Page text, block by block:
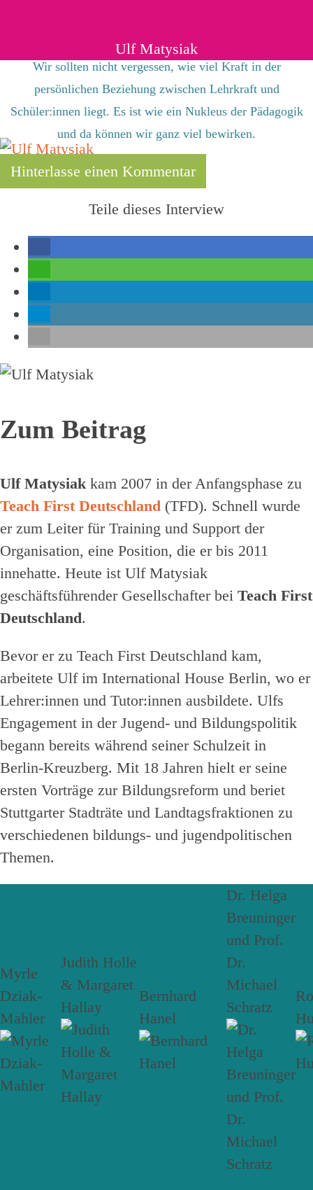
Ulf Matysiak
Wir sollten nicht vergessen, wie viel Kraft in der
persönlichen Beziehung zwischen Lehrkraft und
Schüler:innen liegt. Es ist wie ein Nukleus der Pädagogik
und da können wir ganz viel bewirken.
Hinterlasse einen Kommentar
Teile dieses Interview
Zum Beitrag
Ulf Matysiak kam 2007 in der Anfangsphase zu
Teach First Deutschland (TFD). Schnell wurde
er zum Leiter für Training und Support der
Organisation, eine Position, die er bis 2011
innehatte. Heute ist Ulf Matysiak
geschäftsführender Gesellschafter bei Teach First
Deutschland.
Bevor er zu Teach First Deutschland kam,
arbeitete Ulf im International House Berlin, wo er
Lehrer:innen und Tutor:innen ausbildete. Ulfs
Engagement in der Jugend- und Bildungspolitik
begann bereits während seiner Schulzeit in
Berlin-Kreuzberg. Mit 18 Jahren hielt er seine
ersten Vorträge zur Bildungsreform und beriet
Stuttgarter Stadträte und Landtagsfraktionen zu
verschiedenen bildungs- und jugendpolitischen
Themen.
Myrle
Dziak-
Mahler
Judith Holle
& Margaret
Hallay
Bernhard
Hanel
Dr. Helga
Breuninger
und Prof.
Dr.
Michael
Schratz